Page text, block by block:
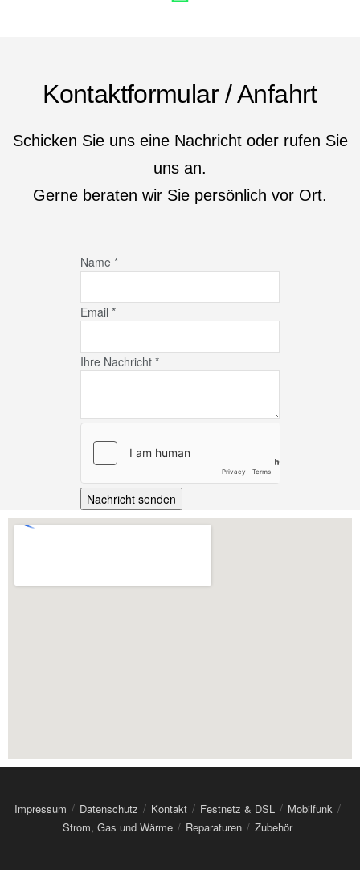
Kontaktformular / Anfahrt
Schicken Sie uns eine Nachricht oder rufen Sie
uns an.
Gerne beraten wir Sie persönlich vor Ort.
Name *
Email *
Ihre Nachricht *
Nachricht senden
Impressum Datenschutz Kontakt Festnetz & DSL
Mobilfunk
Strom, Gas und Wärme
Reparaturen Zubehör